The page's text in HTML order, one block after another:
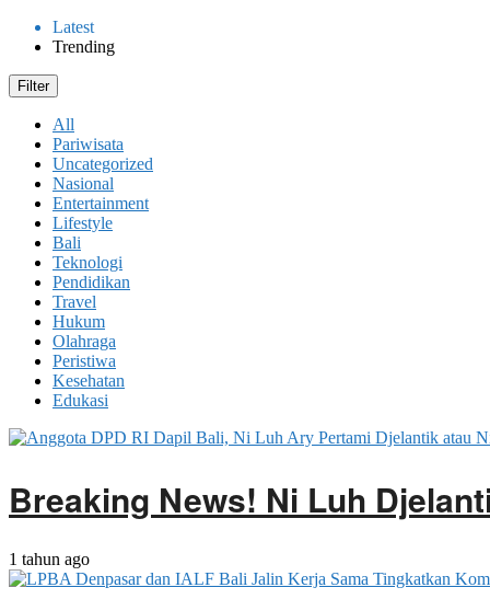
Latest
Trending
Filter
All
Pariwisata
Uncategorized
Nasional
Entertainment
Lifestyle
Bali
Teknologi
Pendidikan
Travel
Hukum
Olahraga
Peristiwa
Kesehatan
Edukasi
Breaking News! Ni Luh
1 tahun ago